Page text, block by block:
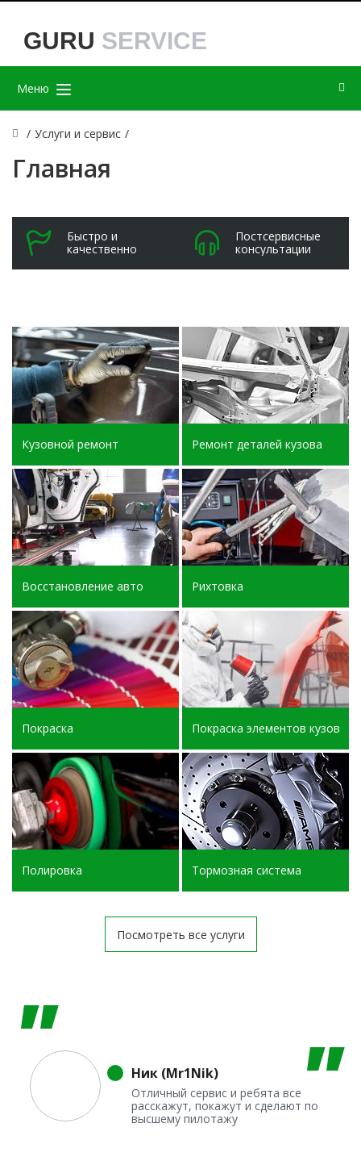
GURU SERVICE
Меню
/ Услуги и сервис /
Главная
Быстро и
качественно
Постсервисные
консультации
Кузовной ремонт Ремонт деталей кузова
Восстановление авто Рихтовка
Покраска Покраска элементов кузова
Полировка Тормозная система
Посмотреть все услуги
Ник (Mr1Nik)
Отличный сервис и ребята все
расскажут, покажут и сделают по
высшему пилотажу